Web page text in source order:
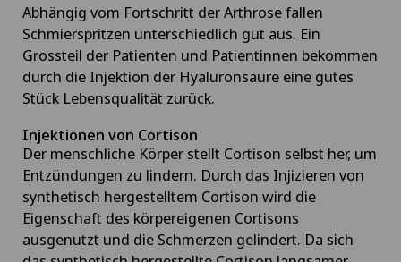
Gynäkologie
Gynäkologische Onkologie
Gynäkologische Untersuchungen
Haartransplantation
Hallux Valgus
Hals-Nasen-Ohren-Heilkunde (HNO)
Abhängig vom Fortschritt der Arthrose fallen
Schmierspritzen unterschiedlich gut aus. Ein
Grossteil der Patienten und Patientinnen bekommen
durch die Injektion der Hyaluronsäure eine gutes
Stück Lebensqualität zurück.
Injektionen von Cortison
Der menschliche Körper stellt Cortison selbst her, um
Entzündungen zu lindern. Durch das Injizieren von
synthetisch hergestelltem Cortison wird die
Eigenschaft des körpereigenen Cortisons
ausgenutzt und die Schmerzen gelindert. Da sich